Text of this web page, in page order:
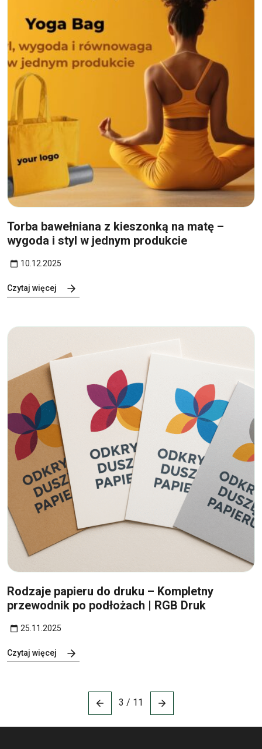
Torba bawełniana z kieszonką na matę –
wygoda i styl w jednym produkcie
10.12.2025
Czytaj więcej
Rodzaje papieru do druku – Kompletny
przewodnik po podłożach | RGB Druk
25.11.2025
Czytaj więcej
3 / 11